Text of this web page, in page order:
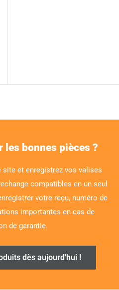
les bonnes pièces ?
site et enregistrez vos valises
compatibles en un seul
votre reçu, numéro de
importantes en cas de
de garantie.
dès aujourd'hui !